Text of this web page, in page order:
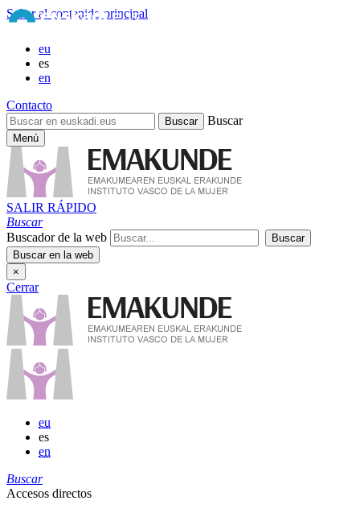
Saltar al contenido principal
eu
es
en
Contacto
Buscar
Menú
SALIR RÁPIDO
Buscar
Buscador de la web
×
Cerrar
eu
es
en
Buscar
Accesos directos